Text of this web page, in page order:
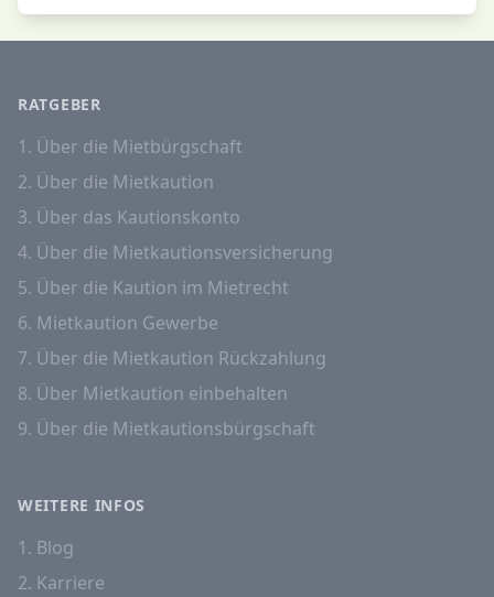
RATGEBER
1. Über die Mietbürgschaft
2. Über die Mietkaution
3. Über das Kautionskonto
4. Über die Mietkautionsversicherung
5. Über die Kaution im Mietrecht
6. Mietkaution Gewerbe
7. Über die Mietkaution Rückzahlung
8. Über Mietkaution einbehalten
9. Über die Mietkautionsbürgschaft
WEITERE INFOS
1. Blog
2. Karriere